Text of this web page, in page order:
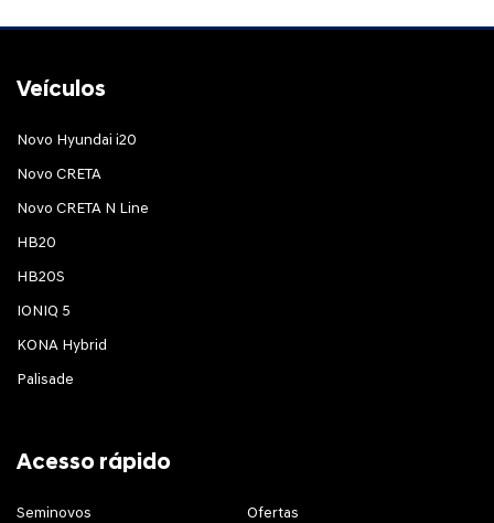
Veículos
Novo Hyundai i20
Novo CRETA
Novo CRETA N Line
HB20
HB20S
IONIQ 5
KONA Hybrid
Palisade
Acesso rápido
Seminovos Ofertas